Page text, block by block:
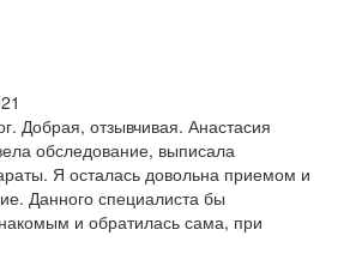
Добрая, отзывчивая. Анастасия
обследование, выписала
Я осталась довольна приемом и
Данного специалиста бы
и обратилась сама, при